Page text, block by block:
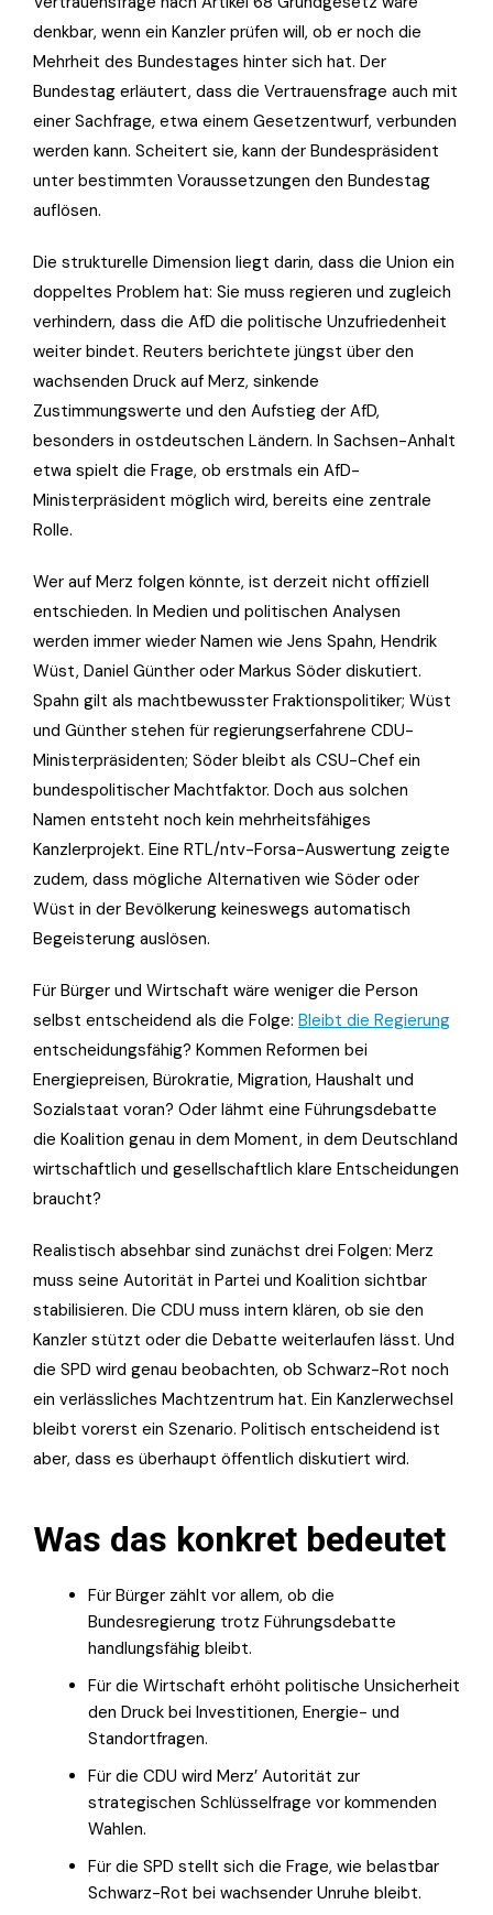
denkbar, wenn ein Kanzler prüfen will, ob er noch die
Mehrheit des Bundestages hinter sich hat. Der
Bundestag erläutert, dass die Vertrauensfrage auch mit
einer Sachfrage, etwa einem Gesetzentwurf, verbunden
werden kann. Scheitert sie, kann der Bundespräsident
unter bestimmten Voraussetzungen den Bundestag
auflösen.
Die strukturelle Dimension liegt darin, dass die Union ein
doppeltes Problem hat: Sie muss regieren und zugleich
verhindern, dass die AfD die politische Unzufriedenheit
weiter bindet. Reuters berichtete jüngst über den
wachsenden Druck auf Merz, sinkende
Zustimmungswerte und den Aufstieg der AfD,
besonders in ostdeutschen Ländern. In Sachsen-Anhalt
etwa spielt die Frage, ob erstmals ein AfD-
Ministerpräsident möglich wird, bereits eine zentrale
Rolle.
Wer auf Merz folgen könnte, ist derzeit nicht offiziell
entschieden. In Medien und politischen Analysen
werden immer wieder Namen wie Jens Spahn, Hendrik
Wüst, Daniel Günther oder Markus Söder diskutiert.
Spahn gilt als machtbewusster Fraktionspolitiker; Wüst
und Günther stehen für regierungserfahrene CDU-
Ministerpräsidenten; Söder bleibt als CSU-Chef ein
bundespolitischer Machtfaktor. Doch aus solchen
Namen entsteht noch kein mehrheitsfähiges
Kanzlerprojekt. Eine RTL/ntv-Forsa-Auswertung zeigte
zudem, dass mögliche Alternativen wie Söder oder
Wüst in der Bevölkerung keineswegs automatisch
Begeisterung auslösen.
Für Bürger und Wirtschaft wäre weniger die Person
selbst entscheidend als die Folge: Bleibt die Regierung
entscheidungsfähig? Kommen Reformen bei
Energiepreisen, Bürokratie, Migration, Haushalt und
Sozialstaat voran? Oder lähmt eine Führungsdebatte
die Koalition genau in dem Moment, in dem Deutschland
wirtschaftlich und gesellschaftlich klare Entscheidungen
braucht?
Realistisch absehbar sind zunächst drei Folgen: Merz
muss seine Autorität in Partei und Koalition sichtbar
stabilisieren. Die CDU muss intern klären, ob sie den
Kanzler stützt oder die Debatte weiterlaufen lässt. Und
die SPD wird genau beobachten, ob Schwarz-Rot noch
ein verlässliches Machtzentrum hat. Ein Kanzlerwechsel
bleibt vorerst ein Szenario. Politisch entscheidend ist
aber, dass es überhaupt öffentlich diskutiert wird.
Was das konkret bedeutet
Für Bürger zählt vor allem, ob die
Bundesregierung trotz Führungsdebatte
handlungsfähig bleibt.
Für die Wirtschaft erhöht politische Unsicherheit
den Druck bei Investitionen, Energie- und
Standortfragen.
Für die CDU wird Merz’ Autorität zur
strategischen Schlüsselfrage vor kommenden
Wahlen.
Für die SPD stellt sich die Frage, wie belastbar
Schwarz-Rot bei wachsender Unruhe bleibt.